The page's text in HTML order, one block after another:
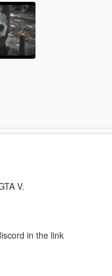
V.
in the link